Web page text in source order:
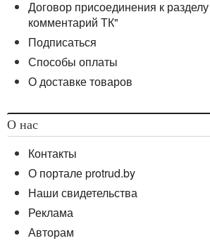
Договор присоединения к
комментарий ТК"
Подписаться
Способы оплаты
О доставке товаров
О нас
Контакты
О портале protrud.by
Наши свидетельства
Реклама
Авторам